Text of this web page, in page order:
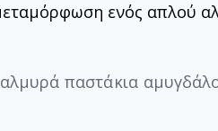
ενός απλού
παστάκια